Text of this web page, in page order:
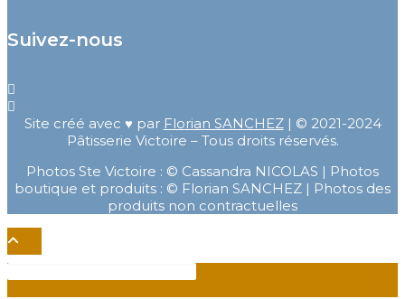
Suivez-nous
Site créé avec ♥ par Florian SANCHEZ| © 2021-2024
Pâtisserie Victoire – Tous droits réservés.
Photos Ste Victoire : © Cassandra NICOLAS | Photos
boutique et produits : © Florian SANCHEZ | Photos des
produits non contractuelles